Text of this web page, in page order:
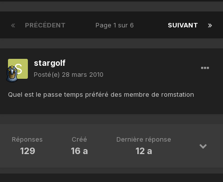
PRÉCÉDENT SUIVANT
Page 1 sur 6
stargolf
Posté(e) 28 mars 2010
Quel est le passe temps préféré des membre de romstation
Réponses
129
Créé
16 a
Dernière réponse
12 a